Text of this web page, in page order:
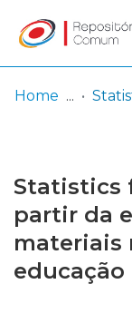
Browse
Entities
Log
In
(current)
Home
Statistics
partir da
materiais